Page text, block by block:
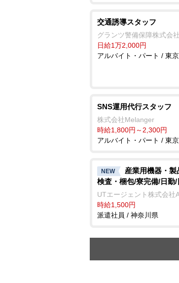
交通誘導スタッフ
グランツ警備保障株式会社
日給1万2,000円
アルバイト・パート / 東
SNS運用代行スタッフ
株式会社Melanger
時給1,800円～2,300円
アルバイト・パート / 東
NEW
産業用機器・製
検査・梱包/寮完備/日勤
UTエージェント株式会社
時給1,500円
派遣社員 / 神奈川県